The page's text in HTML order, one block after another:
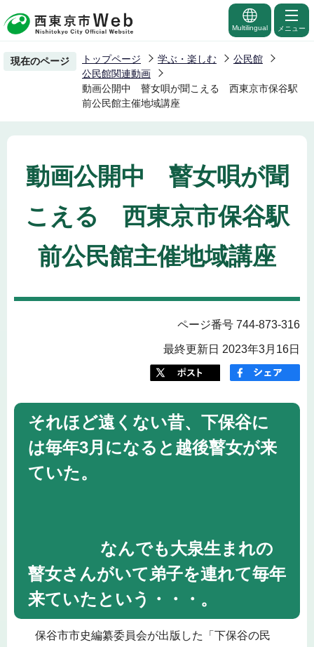
の
ー
先
頭
Multilingual メニュー
現在のページ トップページ 学ぶ・楽しむ
公民館
公民館関連動画
動画公開中 瞽女唄が聞こえる 西東京市保谷駅
前公民館主催地域講座
動画公開中 瞽女唄が聞
こえる 西東京市保谷駅
前公民館主催地域講座
ページ番号 744-873-316
最終更新日 2023年3月16日
それほど遠くない昔、下保谷に
は毎年3月になると越後瞽女が来
ていた。
なんでも大泉生まれの
瞽女さんがいて弟子を連れて毎年
来ていたという・・・。
保谷市市史編纂委員会が出版した「下保谷の民